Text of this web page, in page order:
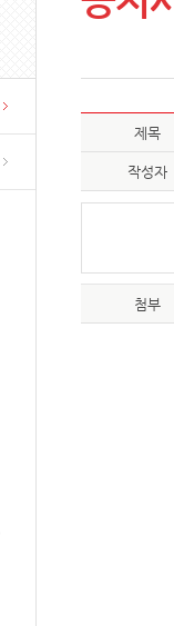
제목
작성자
첨부